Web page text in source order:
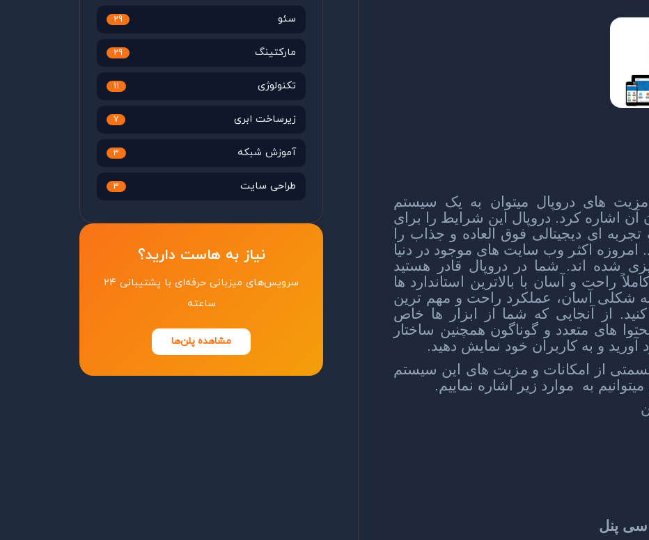
های دروپال میتوان به یک سیستم
آن اشاره کرد. دروپال این شرایط را برای
ای دیجیتالی فوق العاده و جذاب را
امروزه اکثر وب سایت های موجود در دنیا
شده اند. شما در دروپال قادر هستید
راحت و آسان با بالاترین استاندارد ها
به شکلی آسان، عملکرد راحت و مهم ترین
از آنجایی که شما از ابزار ها خاص
های متعدد و گوناگون همچنین ساختار
آورید و به کاربران خود نمایش دهید.
از امکانات و مزیت های این سیستم
به موارد زیر اشاره نماییم.
سی پنل
سئو 29
مارکتینگ 29
تکنولوژی 11
زیرساخت ابری 7
آموزش شبکه 3
طراحی سایت 3
نیاز به هاست دارید؟
سرویس‌های میزبانی حرفه‌ای با پشتیبانی ۲۴
ساعته
مشاهده پلن‌ها